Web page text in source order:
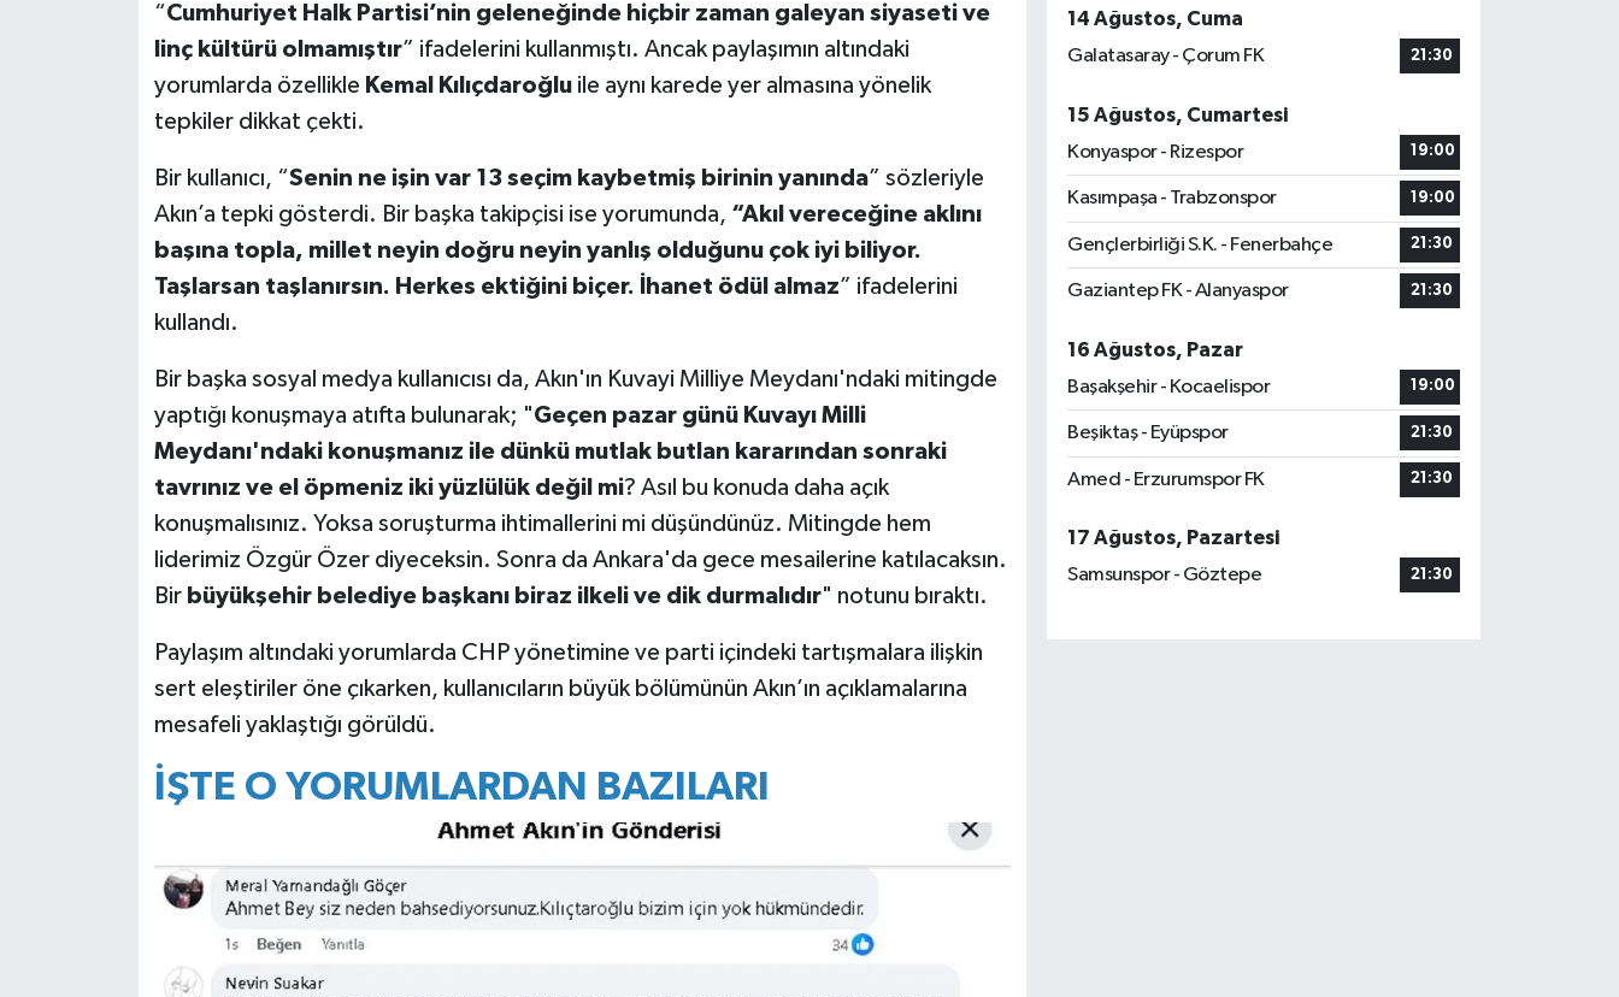
“Cumhuriyet Halk Partisi’nin geleneğinde hiçbir zaman galeyan siyaseti ve
linç kültürü olmamıştır” ifadelerini kullanmıştı. Ancak paylaşımın altındaki
yorumlarda özellikle Kemal Kılıçdaroğluile aynı karede yer almasına yönelik
tepkiler dikkat çekti.
Bir kullanıcı, “Senin ne işin var 13 seçim kaybetmiş birinin yanında” sözleriyle
Akın’a tepki gösterdi. Bir başka takipçisi ise yorumunda, “Akıl vereceğine aklını
başına topla, millet neyin doğru neyin yanlış olduğunu çok iyi biliyor.
Taşlarsan taşlanırsın. Herkes ektiğini biçer. İhanet ödül almaz” ifadelerini
kullandı.
Bir başka sosyal medya kullanıcısı da, Akın'ın Kuvayi Milliye Meydanı'ndaki mitingde
yaptığı konuşmaya atıfta bulunarak; "Geçen pazar günü Kuvayı Milli
Meydanı'ndaki konuşmanız ile dünkü mutlak butlan kararından sonraki
tavrınız ve el öpmeniz iki yüzlülük değil mi? Asıl bu konuda daha açık
konuşmalısınız. Yoksa soruşturma ihtimallerini mi düşündünüz. Mitingde hem
liderimiz Özgür Özer diyeceksin. Sonra da Ankara'da gece mesailerine katılacaksın.
Bir büyükşehir belediye başkanı biraz ilkeli ve dik durmalıdır" notunu bıraktı.
Paylaşım altındaki yorumlarda CHP yönetimine ve parti içindeki tartışmalara ilişkin
sert eleştiriler öne çıkarken, kullanıcıların büyük bölümünün Akın’ın açıklamalarına
mesafeli yaklaştığı görüldü.
İŞTE O YORUMLARDAN BAZILARI
14 Ağustos, Cuma
Galatasaray - Çorum FK
21:30
15 Ağustos, Cumartesi
Konyaspor - Rizespor
19:00
Kasımpaşa - Trabzonspor 19:00
Gençlerbirliği S.K. - Fenerbahçe 21:30
Gaziantep FK - Alanyaspor 21:30
16 Ağustos, Pazar
Başakşehir - Kocaelispor
19:00
Beşiktaş - Eyüpspor 21:30
Amed - Erzurumspor FK 21:30
17 Ağustos, Pazartesi
Samsunspor - Göztepe
21:30